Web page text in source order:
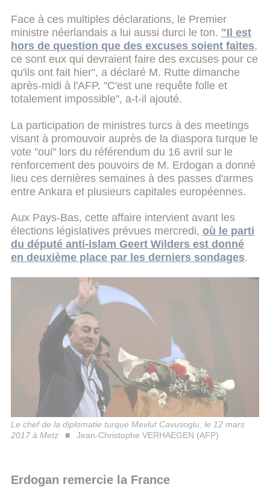
Face à ces multiples déclarations, le Premier
ministre néerlandais a lui aussi durci le ton. "Il est
hors de question que des excuses soient faites,
ce sont eux qui devraient faire des excuses pour ce
qu'ils ont fait hier", a déclaré M. Rutte dimanche
après-midi à l'AFP. "C'est une requête folle et
totalement impossible", a-t-il ajouté.
La participation de ministres turcs à des meetings
visant à promouvoir auprès de la diaspora turque le
vote "oui" lors du référendum du 16 avril sur le
renforcement des pouvoirs de M. Erdogan a donné
lieu ces dernières semaines à des passes d'armes
entre Ankara et plusieurs capitales européennes.
Aux Pays-Bas, cette affaire intervient avant les
élections législatives prévues mercredi, où le parti
du député anti-islam Geert Wilders est donné
en deuxième place par les derniers sondages.
Le chef de la diplomatie turque Mevlut Cavusoglu, le 12 mars
2017 à Metz
Jean-Christophe VERHAEGEN (AFP)
Erdogan remercie la France